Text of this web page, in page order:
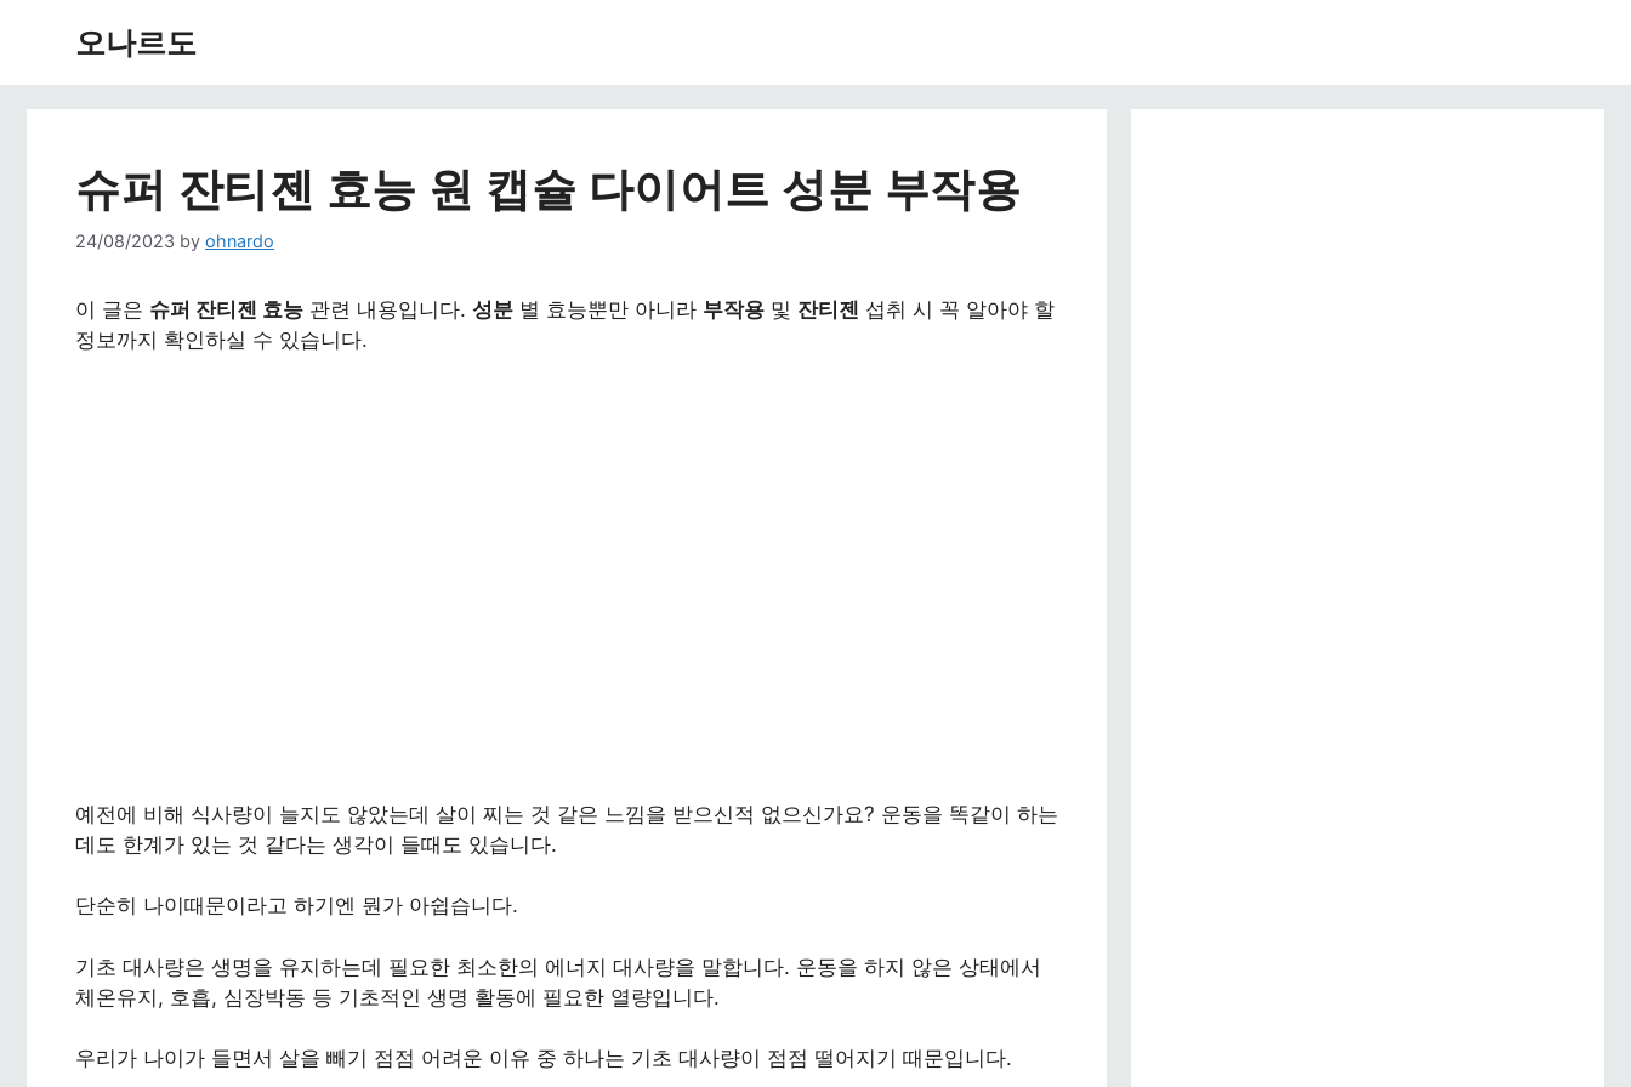
오나르도
슈퍼 잔티젠 효능 원 캡슐 다이어트 성분 부작용
24/08/2023 by ohnardo
이 글은 슈퍼 잔티젠 효능 관련 내용입니다. 성분 별 효능뿐만 아니라 부작용 및 잔티젠 섭취 시 꼭 알아야 할
정보까지 확인하실 수 있습니다.
예전에 비해 식사량이 늘지도 않았는데 살이 찌는 것 같은 느낌을 받으신적 없으신가요? 운동을 똑같이 하는
데도 한계가 있는 것 같다는 생각이 들때도 있습니다.
단순히 나이때문이라고 하기엔 뭔가 아쉽습니다.
기초 대사량은 생명을 유지하는데 필요한 최소한의 에너지 대사량을 말합니다. 운동을 하지 않은 상태에서
체온유지, 호흡, 심장박동 등 기초적인 생명 활동에 필요한 열량입니다.
우리가 나이가 들면서 살을 빼기 점점 어려운 이유 중 하나는 기초 대사량이 점점 떨어지기 때문입니다.